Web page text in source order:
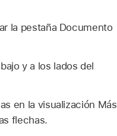
la pestaña Documento
y a los lados del
en la visualización Más
flechas.